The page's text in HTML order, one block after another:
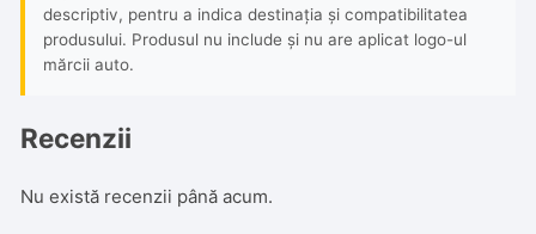
descriptiv, pentru a indica destinația și compatibilitatea
produsului. Produsul nu include și nu are aplicat logo-ul
mărcii auto.
Recenzii
Nu există recenzii până acum.